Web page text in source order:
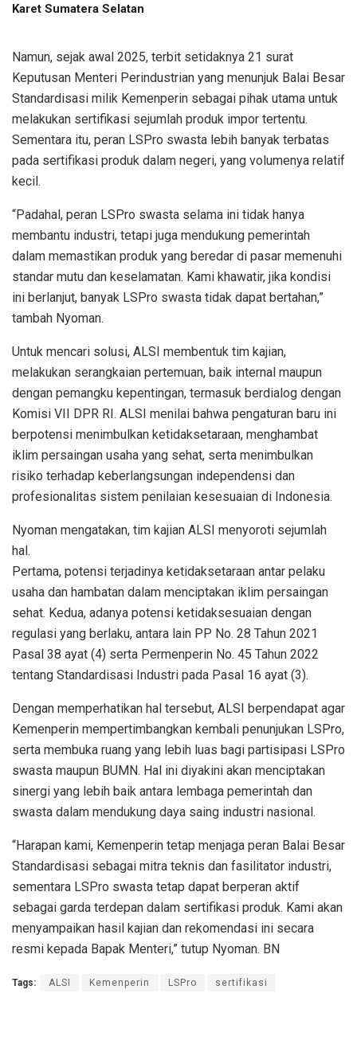
Karet Sumatera Selatan
Namun, sejak awal 2025, terbit setidaknya 21 surat
Keputusan Menteri Perindustrian yang menunjuk Balai Besar
Standardisasi milik Kemenperin sebagai pihak utama untuk
melakukan sertifikasi sejumlah produk impor tertentu.
Sementara itu, peran LSPro swasta lebih banyak terbatas
pada sertifikasi produk dalam negeri, yang volumenya relatif
kecil.
“Padahal, peran LSPro swasta selama ini tidak hanya
membantu industri, tetapi juga mendukung pemerintah
dalam memastikan produk yang beredar di pasar memenuhi
standar mutu dan keselamatan. Kami khawatir, jika kondisi
ini berlanjut, banyak LSPro swasta tidak dapat bertahan,”
tambah Nyoman.
Untuk mencari solusi, ALSI membentuk tim kajian,
melakukan serangkaian pertemuan, baik internal maupun
dengan pemangku kepentingan, termasuk berdialog dengan
Komisi VII DPR RI. ALSI menilai bahwa pengaturan baru ini
berpotensi menimbulkan ketidaksetaraan, menghambat
iklim persaingan usaha yang sehat, serta menimbulkan
risiko terhadap keberlangsungan independensi dan
profesionalitas sistem penilaian kesesuaian di Indonesia.
Nyoman mengatakan, tim kajian ALSI menyoroti sejumlah
hal.
Pertama, potensi terjadinya ketidaksetaraan antar pelaku
usaha dan hambatan dalam menciptakan iklim persaingan
sehat. Kedua, adanya potensi ketidaksesuaian dengan
regulasi yang berlaku, antara lain PP No. 28 Tahun 2021
Pasal 38 ayat (4) serta Permenperin No. 45 Tahun 2022
tentang Standardisasi Industri pada Pasal 16 ayat (3).
Dengan memperhatikan hal tersebut, ALSI berpendapat agar
Kemenperin mempertimbangkan kembali penunjukan LSPro,
serta membuka ruang yang lebih luas bagi partisipasi LSPro
swasta maupun BUMN. Hal ini diyakini akan menciptakan
sinergi yang lebih baik antara lembaga pemerintah dan
swasta dalam mendukung daya saing industri nasional.
“Harapan kami, Kemenperin tetap menjaga peran Balai Besar
Standardisasi sebagai mitra teknis dan fasilitator industri,
sementara LSPro swasta tetap dapat berperan aktif
sebagai garda terdepan dalam sertifikasi produk. Kami akan
menyampaikan hasil kajian dan rekomendasi ini secara
resmi kepada Bapak Menteri,” tutup Nyoman. BN
Tags: ALSI Kemenperin LSPro sertifikasi